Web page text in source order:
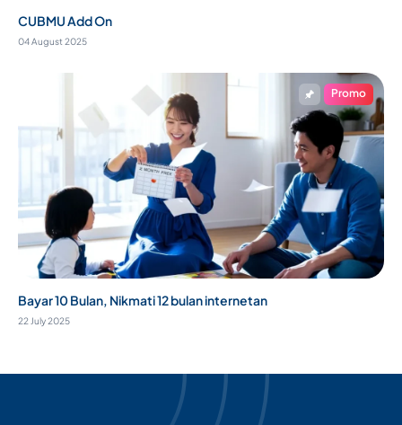
CUBMU Add On
04 August 2025
Promo
Bayar 10 Bulan, Nikmati 12 bulan internetan
22 July 2025